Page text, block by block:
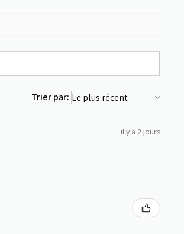
Trier par:
il y a 2 jours